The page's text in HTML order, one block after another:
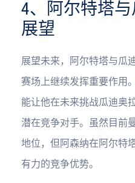
4、阿尔特塔
展望
展望未来，阿尔特塔与瓜
赛场上继续发挥重要作用
能让他在未来挑战瓜迪奥
潜在竞争对手。虽然目前
地位，但阿森纳在阿尔特
有力的竞争优势。